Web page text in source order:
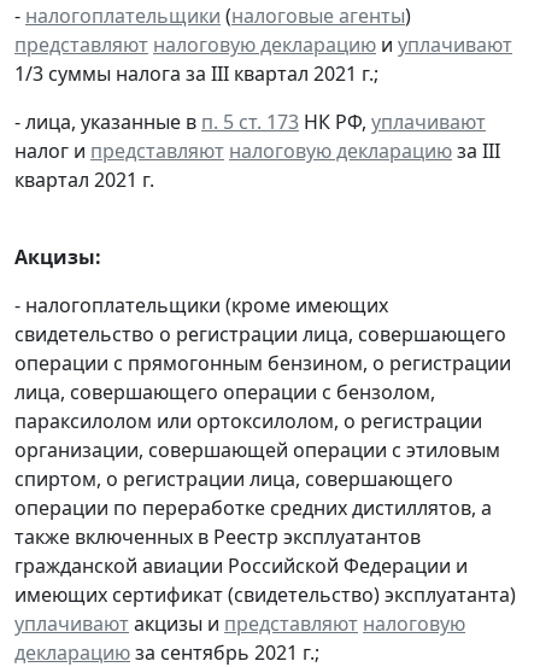
- налогоплательщики (налоговые агенты)
представляют налоговую декларацию и уплачивают
1/3 суммы налога за III квартал 2021 г.;
- лица, указанные в п. 5 ст. 173 НК РФ, уплачивают
налог и представляют налоговую декларациюза III
квартал 2021 г.
Акцизы:
- налогоплательщики (кроме имеющих
свидетельство о регистрации лица, совершающего
операции с прямогонным бензином, о регистрации
лица, совершающего операции с бензолом,
параксилолом или ортоксилолом, о регистрации
организации, совершающей операции с этиловым
спиртом, о регистрации лица, совершающего
операции по переработке средних дистиллятов, а
также включенных в Реестр эксплуатантов
гражданской авиации Российской Федерации и
имеющих сертификат (свидетельство) эксплуатанта)
уплачиваютакцизы и представляют налоговую
декларациюза сентябрь 2021 г.;